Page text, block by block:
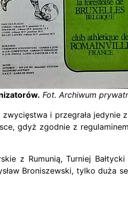
Fot. Archiwum
i przegrała jedynie
gdyż zgodnie z
z Rumunią, Turniej
Broniszewski, tylko duża